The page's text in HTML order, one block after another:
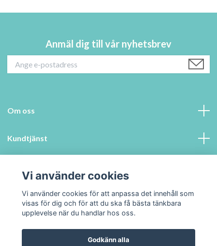
Anmäl dig till vår nyhetsbrev
Om oss
Kundtjänst
Sociala medier
Vi använder cookies
Vi använder cookies för att anpassa det innehåll som
visas för dig och för att du ska få bästa tänkbara
upplevelse när du handlar hos oss.
Godkänn alla